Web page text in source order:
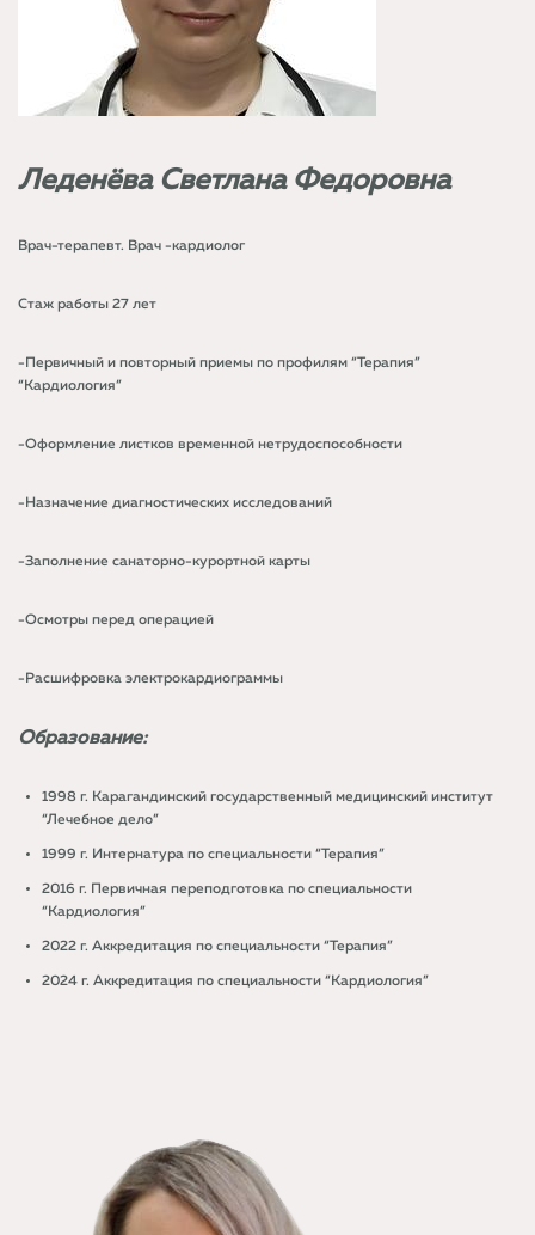
Леденёва Светлана Федоровна
Врач-терапевт. Врач -кардиолог
Стаж работы 27 лет
-Первичный и повторный приемы по профилям “Терапия”
“Кардиология”
-Оформление листков временной нетрудоспособности
-Назначение диагностических исследований
-Заполнение санаторно-курортной карты
-Осмотры перед операцией
-Расшифровка электрокардиограммы
Образование:
1998 г. Карагандинский государственный медицинский институт
“Лечебное дело”
1999 г. Интернатура по специальности “Терапия”
2016 г. Первичная переподготовка по специальности
“Кардиология”
2022 г. Аккредитация по специальности “Терапия”
2024 г. Аккредитация по специальности “Кардиология”